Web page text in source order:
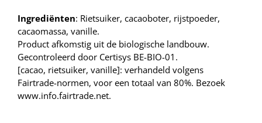
Ingrediënten: Rietsuiker, cacaoboter, rijstpoeder,
cacaomassa, vanille.
Product afkomstig uit de biologische landbouw.
Gecontroleerd door Certisys BE-BIO-01.
[cacao, rietsuiker, vanille]: verhandeld volgens
Fairtrade-normen, voor een totaal van 80%. Bezoek
www.info.fairtrade.net.